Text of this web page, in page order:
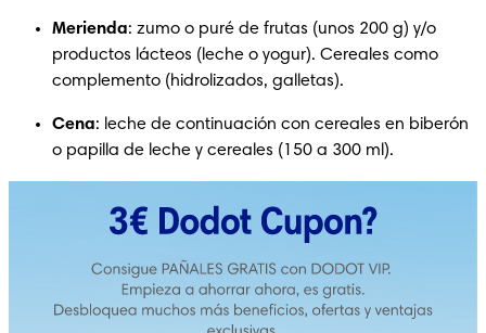
Merienda: zumo o puré de frutas (unos 200 g) y/o
productos lácteos (leche o yogur). Cereales como
complemento (hidrolizados, galletas).
Cena: leche de continuación con cereales en biberón
o papilla de leche y cereales (150 a 300 ml).